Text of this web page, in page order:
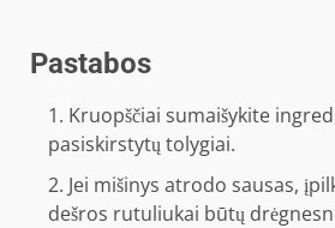
Pastabos
Kruopščiai sumaišykite
pasiskirstytų tolygiai.
Jei mišinys atrodo sausas,
dešros rutuliukai būtų